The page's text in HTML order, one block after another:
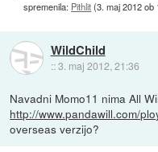
spremenila: Pithlit(3. maj 2012 ob
WildChild
::3. maj 2012, 21:36
Navadni Momo11 nima All
http://www.pandawill.com/
overseas verzijo?